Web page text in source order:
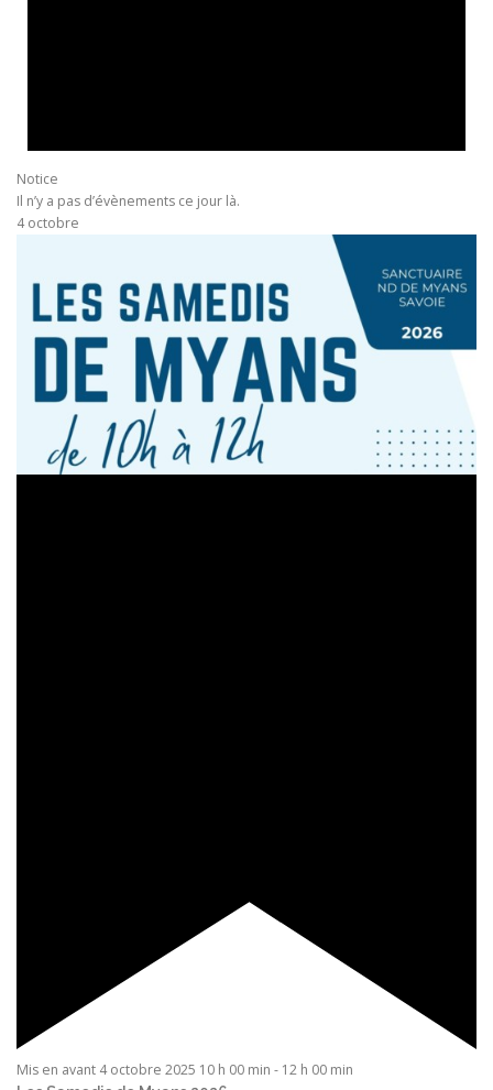
Notice
Il n’y a pas d’évènements ce jour là.
4 octobre
Mis en avant 4 octobre 2025 10 h 00 min - 12 h 00 min